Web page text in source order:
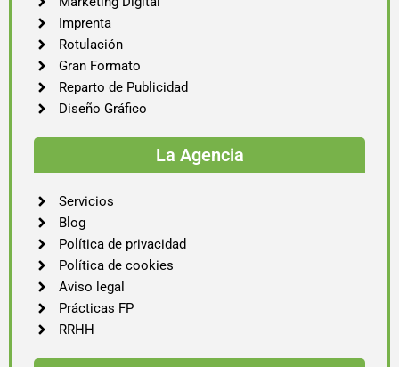
Imprenta
Rotulación
Gran Formato
Reparto de Publicidad
Diseño Gráfico
La Agencia
Servicios
Blog
Política de privacidad
Política de cookies
Aviso legal
Prácticas FP
RRHH